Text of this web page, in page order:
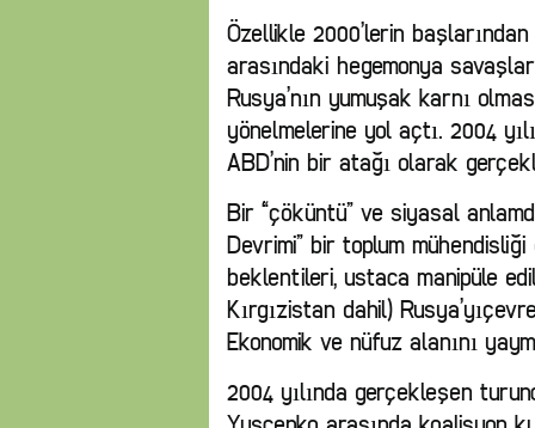
Özellikle 2000’lerin
arasındaki hegemonya
Rusya’nın yumuşak karnı
yönelmelerine yol açtı. 2004
ABD’nin bir atağı olarak
Bir “çöküntü” ve siyasal
Devrimi” bir toplum
beklentileri, ustaca manipüle
Kırgızistan dahil)
Ekonomik ve nüfuz alanını
2004 yılında gerçekleşen